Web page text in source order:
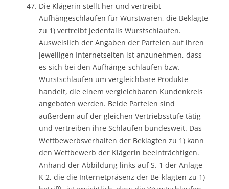
Die Klägerin stellt her und vertreibt
Aufhängeschlaufen für Wurstwaren, die Beklagte
zu 1) vertreibt jedenfalls Wurstschlaufen.
Ausweislich der Angaben der Parteien auf ihren
jeweiligen Internetseiten ist anzunehmen, dass
es sich bei den Aufhänge-schlaufen bzw.
Wurstschlaufen um vergleichbare Produkte
handelt, die einem vergleichbaren Kundenkreis
angeboten werden. Beide Parteien sind
außerdem auf der gleichen Vertriebsstufe tätig
und vertreiben ihre Schlaufen bundesweit. Das
Wettbewerbsverhalten der Beklagten zu 1) kann
den Wettbewerb der Klägerin beeinträchtigen.
Anhand der Abbildung links auf S. 1 der Anlage
K 2, die die Internetpräsenz der Be-klagten zu 1)